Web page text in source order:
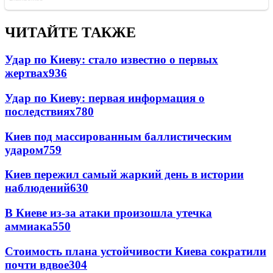
ЧИТАЙТЕ ТАКЖЕ
Удар по Киеву: стало известно о первых
жертвах936
Удар по Киеву: первая информация о
последствиях780
Киев под массированным баллистическим
ударом759
Киев пережил самый жаркий день в истории
наблюдений630
В Киеве из-за атаки произошла утечка
аммиака550
Стоимость плана устойчивости Киева сократили
почти вдвое304